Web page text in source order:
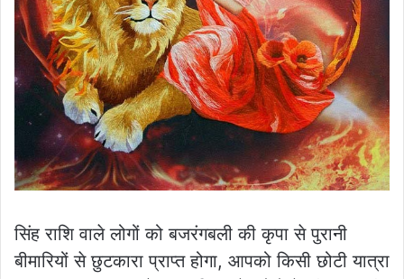
सिंह राशि वाले लोगों को बजरंगबली की कृपा से पुरानी
बीमारियों से छुटकारा प्राप्त होगा, आपको किसी छोटी यात्रा